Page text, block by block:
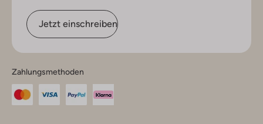
Jetzt einschreiben
Zahlungsmethoden